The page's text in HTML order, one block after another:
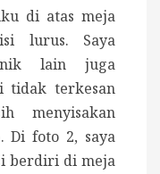
di atas meja
lurus. Saya
lain juga
tidak terkesan
menyisakan
Di foto 2, saya
berdiri di meja